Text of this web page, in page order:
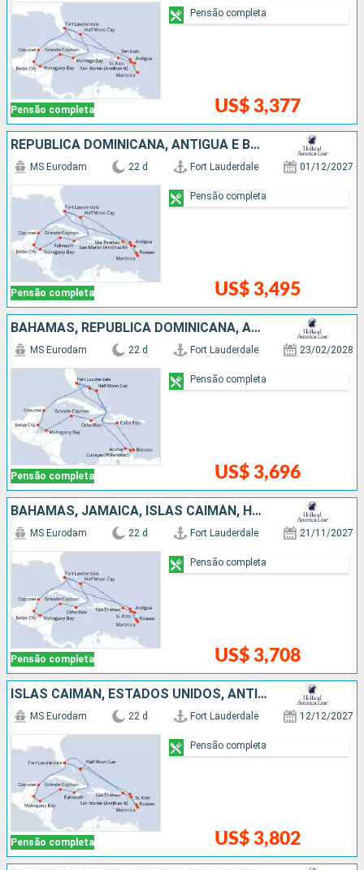
Pensão completa US$ 3,377
Pensão completa
REPUBLICA DOMINICANA, ANTIGUA E BARBUDA, ESTADOS UNIDOS, BAHAMAS, JAMAICA, ISLAS CAIMÁN, HONDURAS, BELIZE, MÉXICO
Pensão completa
MS Eurodam 22 d Fort Lauderdale 01/12/2027
US$ 3,495
Pensão completa
BAHAMAS, REPUBLICA DOMINICANA, ARUBA, JAMAICA, ISLAS CAIMÁN, HONDURAS, BELIZE, MÉXICO, ESTADOS UNIDOS
Pensão completa
MS Eurodam 22 d Fort Lauderdale 23/02/2028
US$ 3,696
Pensão completa
BAHAMAS, JAMAICA, ISLAS CAIMÁN, HONDURAS, BELIZE, MÉXICO, REPUBLICA DOMINICANA, ANTIGUA E BARBUDA, ESTADOS UNIDOS
Pensão completa
MS Eurodam 22 d Fort Lauderdale 21/11/2027
US$ 3,708
Pensão completa
ISLAS CAIMÁN, ESTADOS UNIDOS, ANTIGUA E BARBUDA, MÉXICO, JAMAICA, BAHAMAS, REPUBLICA DOMINICANA, BELIZE, HONDURAS
Pensão completa
MS Eurodam 22 d Fort Lauderdale 12/12/2027
US$ 3,802
Pensão completa